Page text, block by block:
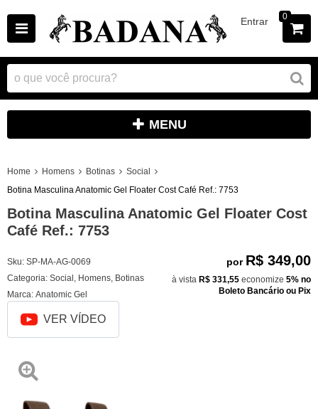
Entrar 0
MENU
Home Homens Botinas
Social
Botina Masculina Anatomic Gel Floater Cost Café Ref.: 7753
Botina Masculina Anatomic Gel Floater Cost
Café Ref.: 7753
Sku: SP-MA-AG-0069
Categoria: Social Homens Botinas
Marca: Anatomic Gel
por R$ 349,00
à vista R$ 331,55 economize 5% no
Boleto Bancário ou Pix
VER VÍDEO